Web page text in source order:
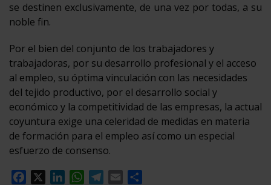
se destinen exclusivamente, de una vez por todas, a su
noble fin.
Por el bien del conjunto de los trabajadores y
trabajadoras, por su desarrollo profesional y el acceso
al empleo, su óptima vinculación con las necesidades
del tejido productivo, por el desarrollo social y
económico y la competitividad de las empresas, la actual
coyuntura exige una celeridad de medidas en materia
de formación para el empleo así como un especial
esfuerzo de consenso.
Facebook
LinkedInWhatsApp
Telegram
Email